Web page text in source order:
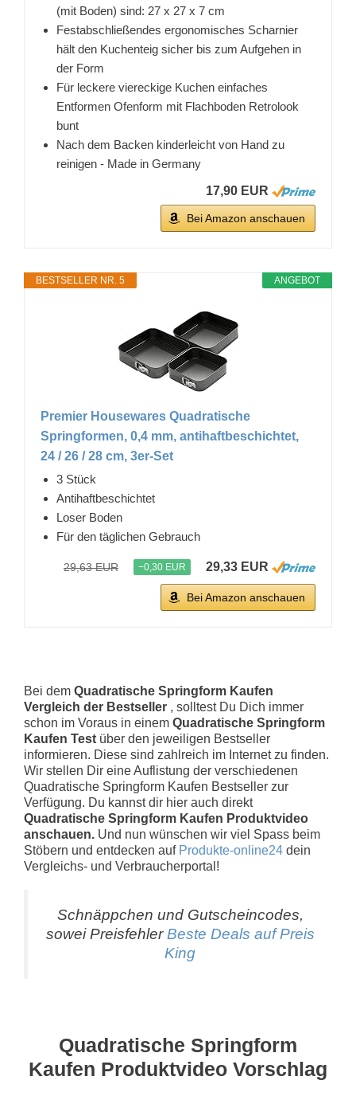
(mit Boden) sind: 27 x 27 x 7 cm
Festabschließendes ergonomisches Scharnier
hält den Kuchenteig sicher bis zum Aufgehen in
der Form
Für leckere viereckige Kuchen einfaches
Entformen Ofenform mit Flachboden Retrolook
bunt
Nach dem Backen kinderleicht von Hand zu
reinigen - Made in Germany
17,90 EUR
Bei Amazon anschauen
ANGEBOT
BESTSELLER NR. 5
Premier Housewares Quadratische
Springformen, 0,4 mm, antihaftbeschichtet,
24 / 26 / 28 cm, 3er-Set
3 Stück
Antihaftbeschichtet
Loser Boden
Für den täglichen Gebrauch
29,63 EUR −0,30 EUR 29,33 EUR
Bei Amazon anschauen
Bei dem Quadratische Springform Kaufen
Vergleich der Bestseller , solltest Du Dich immer
schon im Voraus in einem Quadratische Springform
Kaufen Test über den jeweiligen Bestseller
informieren. Diese sind zahlreich im Internet zu finden.
Wir stellen Dir eine Auflistung der verschiedenen
Quadratische Springform Kaufen Bestseller zur
Verfügung. Du kannst dir hier auch direkt
Quadratische Springform Kaufen Produktvideo
anschauen. Und nun wünschen wir viel Spass beim
Stöbern und entdecken auf Produkte-online24 dein
Vergleichs- und Verbraucherportal!
Schnäppchen und Gutscheincodes,
sowei Preisfehler Beste Deals auf Preis
King
Quadratische Springform
Kaufen Produktvideo Vorschlag